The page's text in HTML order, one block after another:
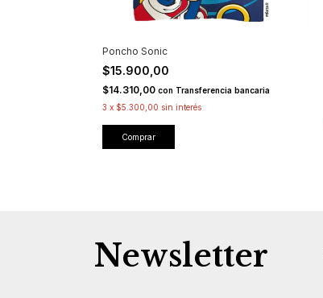
Poncho Sonic
$15.900,00
$14.310,00 con Transferencia bancaria
3 x $5.300,00 sin interés
Newsletter